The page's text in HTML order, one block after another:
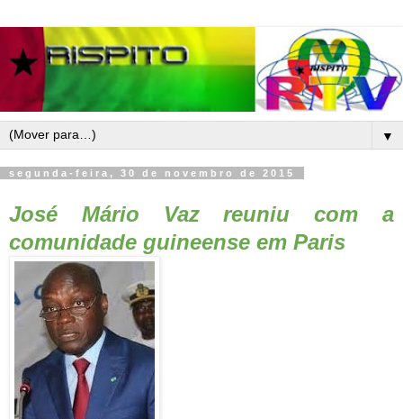
▼
segunda-feira, 30 de novembro de 2015
José Mário Vaz reuniu com a
comunidade guineense em Paris